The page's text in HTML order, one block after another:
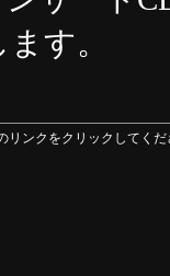
す。
ンクをクリックしてくだ